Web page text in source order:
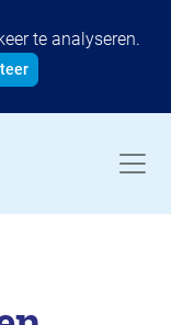
te analyseren.